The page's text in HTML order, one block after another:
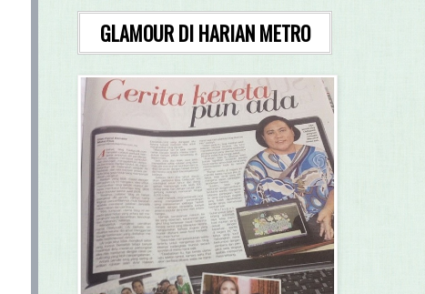
GLAMOUR DI HARIAN METRO